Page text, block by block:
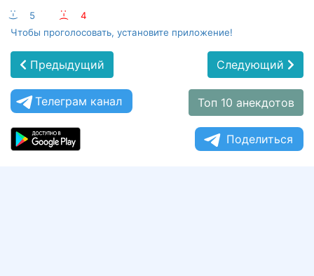
:-) 5 :-(
4
Чтобы проголосовать, установите приложение!
Предыдущий Следующий
Телеграм канал Топ 10 анекдотов
Поделиться